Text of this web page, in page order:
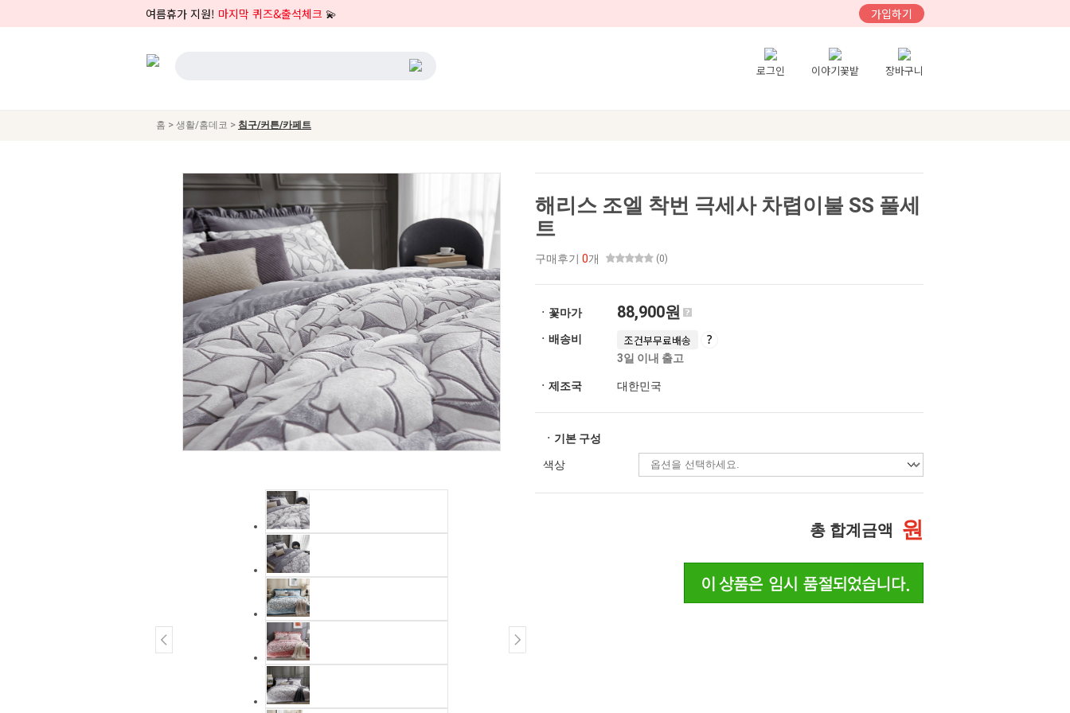
여름휴가 지원! 마지막 퀴즈&출석체크 💫 가입하기
로그인 이야기꽃밭 장바구니
홈 > 생활/홈데코 > 침구/커튼/카페트
해리스 조엘 착번 극세사 차렵이불 SS 풀세
트
구매후기 0개 (0)
ㆍ꽃마가 88,900원
ㆍ배송비 조건부무료배송
3일 이내 출고
ㆍ제조국 대한민국
ㆍ기본 구성
색상
총 합계금액 원